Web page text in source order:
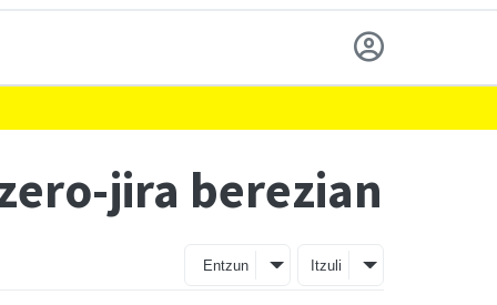
jira berezian
Entzun Itzuli